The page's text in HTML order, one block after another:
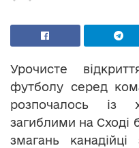
Урочисте
футболу серед
розпочалось із
загиблими на Сході
змагань